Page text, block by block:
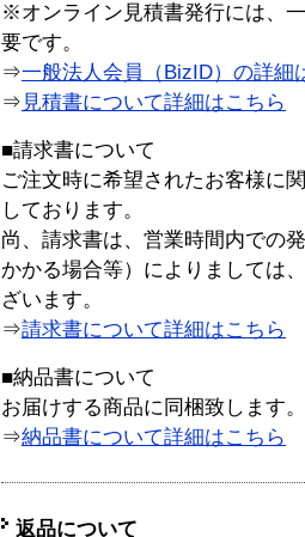
※オンライン見積書発行には、
要です。
⇒一般法人会員（BizID）の詳細
⇒ 見積書について詳細はこちら
■請求書について
ご注文時に希望されたお客様に
しております。
尚、請求書は、営業時間内での
かかる場合等）によりましては
ざいます。
⇒請求書について詳細はこちら
■納品書について
お届けする商品に同梱致します。
⇒納品書について詳細はこちら
返品について